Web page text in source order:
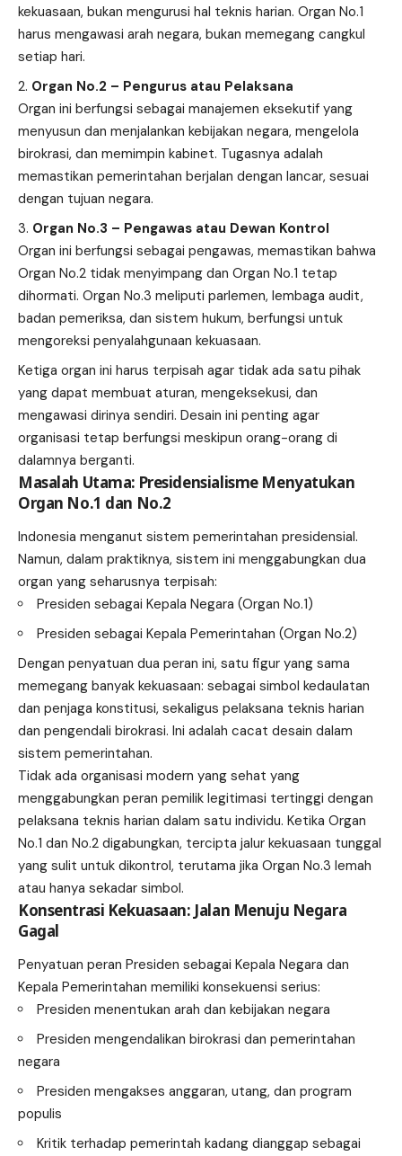
kekuasaan, bukan mengurusi hal teknis harian. Organ No.1
harus mengawasi arah negara, bukan memegang cangkul
setiap hari.
Organ No.2 – Pengurus atau Pelaksana
Organ ini berfungsi sebagai manajemen eksekutif yang
menyusun dan menjalankan kebijakan negara, mengelola
birokrasi, dan memimpin kabinet. Tugasnya adalah
memastikan pemerintahan berjalan dengan lancar, sesuai
dengan tujuan negara.
Organ No.3 – Pengawas atau Dewan Kontrol
Organ ini berfungsi sebagai pengawas, memastikan bahwa
Organ No.2 tidak menyimpang dan Organ No.1 tetap
dihormati. Organ No.3 meliputi parlemen, lembaga audit,
badan pemeriksa, dan sistem hukum, berfungsi untuk
mengoreksi penyalahgunaan kekuasaan.
Ketiga organ ini harus terpisah agar tidak ada satu pihak
yang dapat membuat aturan, mengeksekusi, dan
mengawasi dirinya sendiri. Desain ini penting agar
organisasi tetap berfungsi meskipun orang-orang di
dalamnya berganti.
Masalah Utama: Presidensialisme Menyatukan
Organ No.1 dan No.2
Indonesia menganut sistem pemerintahan presidensial.
Namun, dalam praktiknya, sistem ini menggabungkan dua
organ yang seharusnya terpisah:
Presiden sebagai Kepala Negara (Organ No.1)
Presiden sebagai Kepala Pemerintahan (Organ No.2)
Dengan penyatuan dua peran ini, satu figur yang sama
memegang banyak kekuasaan: sebagai simbol kedaulatan
dan penjaga konstitusi, sekaligus pelaksana teknis harian
dan pengendali birokrasi. Ini adalah cacat desain dalam
sistem pemerintahan.
Tidak ada organisasi modern yang sehat yang
menggabungkan peran pemilik legitimasi tertinggi dengan
pelaksana teknis harian dalam satu individu. Ketika Organ
No.1 dan No.2 digabungkan, tercipta jalur kekuasaan tunggal
yang sulit untuk dikontrol, terutama jika Organ No.3 lemah
atau hanya sekadar simbol.
Konsentrasi Kekuasaan: Jalan Menuju Negara
Gagal
Penyatuan peran Presiden sebagai Kepala Negara dan
Kepala Pemerintahan memiliki konsekuensi serius:
Presiden menentukan arah dan kebijakan negara
Presiden mengendalikan birokrasi dan pemerintahan
negara
Presiden mengakses anggaran, utang, dan program
populis
Kritik terhadap pemerintah kadang dianggap sebagai